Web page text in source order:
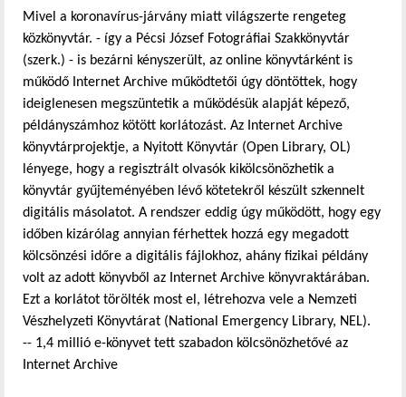
Mivel a koronavírus-járvány miatt világszerte rengeteg
közkönyvtár. - így a Pécsi József Fotográfiai Szakkönyvtár
(szerk.) - is bezárni kényszerült, az online könyvtárként is
működő Internet Archive működtetői úgy döntöttek, hogy
ideiglenesen megszüntetik a működésük alapját képező,
példányszámhoz kötött korlátozást. Az Internet Archive
könyvtárprojektje, a Nyitott Könyvtár (Open Library, OL)
lényege, hogy a regisztrált olvasók kikölcsönözhetik a
könyvtár gyűjteményében lévő kötetekről készült szkennelt
digitális másolatot. A rendszer eddig úgy működött, hogy egy
időben kizárólag annyian férhettek hozzá egy megadott
kölcsönzési időre a digitális fájlokhoz, ahány fizikai példány
volt az adott könyvből az Internet Archive könyvraktárában.
Ezt a korlátot törölték most el, létrehozva vele a Nemzeti
Vészhelyzeti Könyvtárat (National Emergency Library, NEL).
-- 1,4 millió e-könyvet tett szabadon kölcsönözhetővé az
Internet Archive